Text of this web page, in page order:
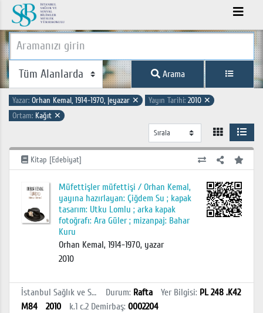
Arama
Yazar: Orhan Kemal, 1914-1970, |eyazar ✕ Yayın Tarihi: 2010 ✕
Ortam: Kağıt ✕
Kitap [Edebiyat]
Müfettişler müfettişi / Orhan Kemal,
yayına hazırlayan: Çiğdem Su ; kapak
tasarım: Utku Lomlu ; arka kapak
fotoğrafı: Ara Güler ; mizanpaj: Bahar
Kuru
Orhan Kemal, 1914-1970, yazar
2010
İstanbul Sağlık ve Sosyal Bilimler MYO Kütüphanesi Durum: Rafta Yer Bilgisi: PL 248 .K42
M84
2010 k.1 c.2 Demirbaş: 0002204